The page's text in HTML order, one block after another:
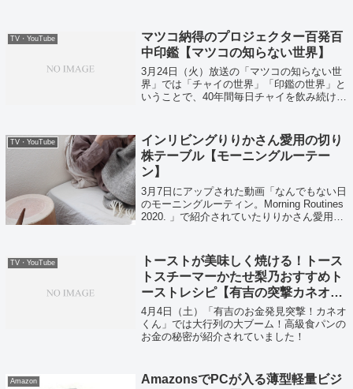
TV・YouTube
マツコ納得のプロジェクター百発百
中印鑑【マツコの知らない世界】
3月24日（火）放送の「マツコの知らない世
界」では「チャイの世界」「印鑑の世界」と
いうことで、40年間毎日チャイを飲み続ける
も！？
TV・YouTube
インリビングりりかさん愛用の切り
株テーブル【モーニングルーテー
ン】
3月7日にアップされた動画「なんでもない日
のモーニングルーティン。Morning Routines
2020. 」で紹介されていたりりかさん愛用品
TV・YouTube
トーストが美味しく焼ける！トース
トスチーマーかたせ梨乃おすすめト
ーストレシピ【有吉の突撃カネオく
ん】
4月4日（土）「有吉のお金発見突撃！カネオ
くん」では大行列の大ブーム！高級食パンの
お金の秘密が紹介されていました！
Amazon
AmazonsでPCが入る薄型軽量ビジ